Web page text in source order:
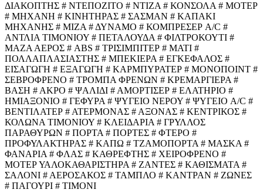
ΔΙΑΚΟΠΤΗΣ # ΝΤΕΠΟΖΙΤΟ # ΝΤΙΖΑ # ΚΟΝΣΟΛΑ # ΜΟΤΕΡ
# ΜΗΧΑΝΗ # ΚΙΝΗΤΗΡΑΣ # ΣΑΣΜΑΝ # ΚΑΠΑΚΙ
ΜΗΧΑΝΗΣ # ΜΙΖΑ # ΔΥΝΑΜΟ # ΚΟΜΠΡΕΣΕΡ A/C #
ΑΝΤΛΙΑ ΤΙΜΟΝΙΟΥ # ΠΕΤΑΛΟΥΔΑ # ΦΙΛΤΡΟΚΟΥΤΙ #
ΜΑΖΑ ΑΕΡΟΣ # ABS # ΤΡΙΣΙΜΠΙΤΕΡ # ΜΑΤΙ #
ΠΟΛΛΑΠΛΑΣΙΑΣΤΗΣ # ΜΠΕΚΙΕΡΑ # ΕΓΚΕΦΑΛΟΣ #
ΕΙΣΑΓΩΓΗ # ΕΞΑΓΩΓΗ # ΚΑΡΜΠΥΡΑΤΕΡ # ΜΟΝΟΠΟΙΝΤ #
ΣΕΒΡΟΦΡΕΝΟ # ΤΡΟΜΠΑ ΦΡΕΝΩΝ # ΚΡΕΜΑΡΓΙΕΡΑ #
ΒΑΣΗ # ΑΚΡΟ # ΨΑΛΙΔΙ # ΑΜΟΡΤΙΣΕΡ # ΕΛΑΤΗΡΙΟ #
ΗΜΙΑΞΟΝΙΟ # ΓΕΦΥΡΑ # ΨΥΓΕΙΟ ΝΕΡΟΥ # ΨΥΓΕΙΟ A/C #
ΒΕΝΤΙΛΑΤΕΡ # ΑΤΕΡΜΟΝΑΣ # ΑΞΟΝΑΣ # ΚΕΝΤΡΙΚΟΣ #
ΚΟΛΩΝΑ ΤΙΜΟΝΙΟΥ # ΚΛΕΙΔΑΡΙΑ # ΓΡΥΛΛΟΣ
ΠΑΡΑΘΥΡΩΝ # ΠΟΡΤΑ # ΠΟΡΤΕΣ # ΦΤΕΡΟ #
ΠΡΟΦΥΛΑΚΤΗΡΑΣ # ΚΑΠΩ # ΤΖΑΜΟΠΟΡΤΑ # ΜΑΣΚΑ #
ΦΑΝΑΡΙΑ # ΦΛΑΣ # ΚΑΘΡΕΦΤΗΣ # ΧΕΙΡΟΦΡΕΝΟ #
ΜΟΤΕΡ ΥΑΛΟΚΑΘΑΡΙΣΤΗΡΑ # ΖΑΝΤΕΣ # ΚΑΘΙΣΜΑΤΑ #
ΣΑΛΟΝΙ # ΑΕΡΟΣΑΚΟΣ # ΤΑΜΠΛΟ # ΚΑΝΤΡΑΝ # ΖΩΝΕΣ
# ΠΑΓΟΥΡΙ # ΤΙΜΟΝΙ